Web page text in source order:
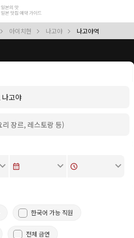
아이치현 나고야 나고야역
한국어 가능 직원
전체 금연